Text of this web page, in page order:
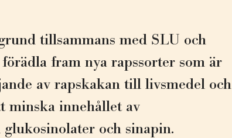
tillsammans med SLU och
fram nya rapssorter som är
av rapskakan till livsmedel och
minska innehållet av
och sinapin.